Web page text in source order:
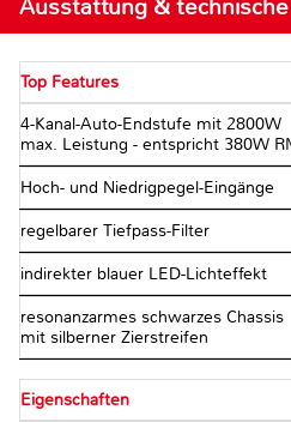
Ausstattung &
Top Features
4-Kanal-Auto-Endstufe mit 2800W
max. Leistung - entspricht 380W
Hoch- und Niedrigpegel-Eingänge
regelbarer Tiefpass-Filter
indirekter blauer LED-Lichteffekt
resonanzarmes schwarzes Chassis
mit silberner Zierstreifen
Eigenschaften